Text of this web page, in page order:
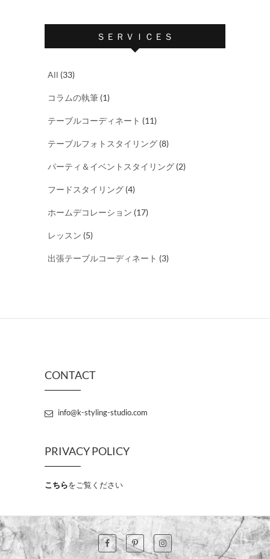
ＳＥＲＶＩＣＥＳ
All (33)
コラムの執筆 (1)
テーブルコーディネート (11)
テーブルフォトスタイリング (8)
パーティ＆イベントスタイリング (2)
フードスタイリング (4)
ホームデコレーション (17)
レッスン (5)
出張テーブルコーディネート (3)
CONTACT
info@k-styling-studio.com
PRIVACY POLICY
こちらをご覧ください